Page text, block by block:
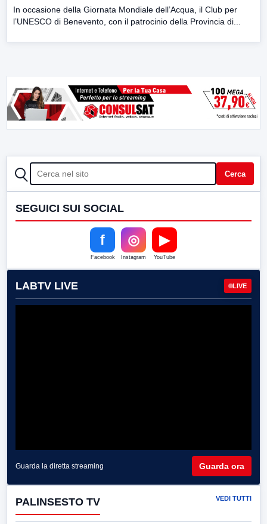
In occasione della Giornata Mondiale dell’Acqua, il Club per
l’UNESCO di Benevento, con il patrocinio della Provincia di...
CERCA Cerca
SEGUICI SUI SOCIAL
f
Facebook
◎
Instagram
▶
YouTube
LABTV LIVE LIVE
Guarda la diretta streaming Guarda ora
PALINSESTO TV VEDI TUTTI